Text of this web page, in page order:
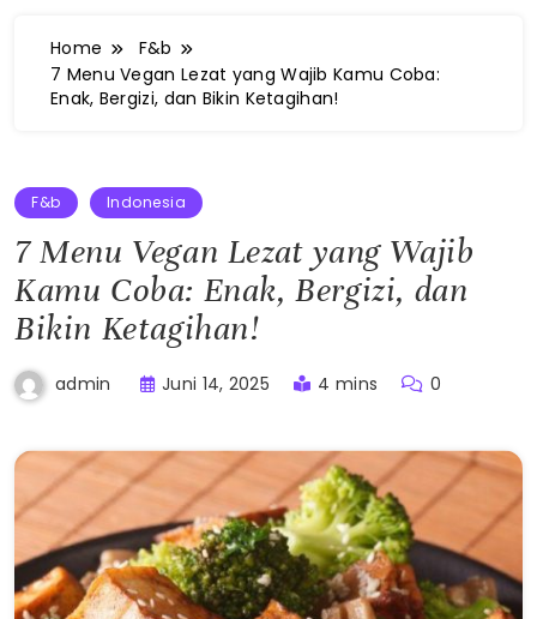
Home
F&b
7 Menu Vegan Lezat yang Wajib Kamu Coba:
Enak, Bergizi, dan Bikin Ketagihan!
F&b Indonesia
7 Menu Vegan Lezat yang Wajib
Kamu Coba: Enak, Bergizi, dan
Bikin Ketagihan!
admin Juni 14, 2025 4 mins 0